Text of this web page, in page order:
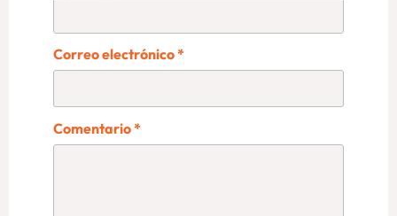
Correo electrónico*
Comentario*